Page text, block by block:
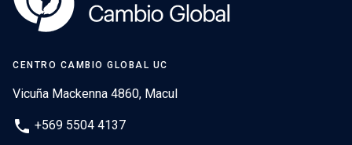
CENTRO CAMBIO GLOBAL UC
Vicuña Mackenna 4860, Macul
phone +569 5504 4137